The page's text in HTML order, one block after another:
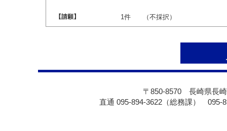
【請願】 1件 （不採択）
〒850-8570 長崎県長
直通 095-894-3622（総務課） 095-